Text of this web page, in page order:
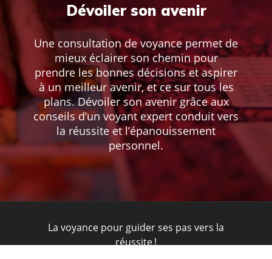
Dévoiler son avenir
Une consultation de voyance permet de
mieux éclairer son chemin pour
prendre les bonnes décisions et aspirer
à un meilleur avenir, et ce sur tous les
plans. Dévoiler son avenir grâce aux
conseils d’un voyant expert conduit vers
la réussite et l’épanouissement
personnel.
La voyance pour guider ses pas vers la
réussite !